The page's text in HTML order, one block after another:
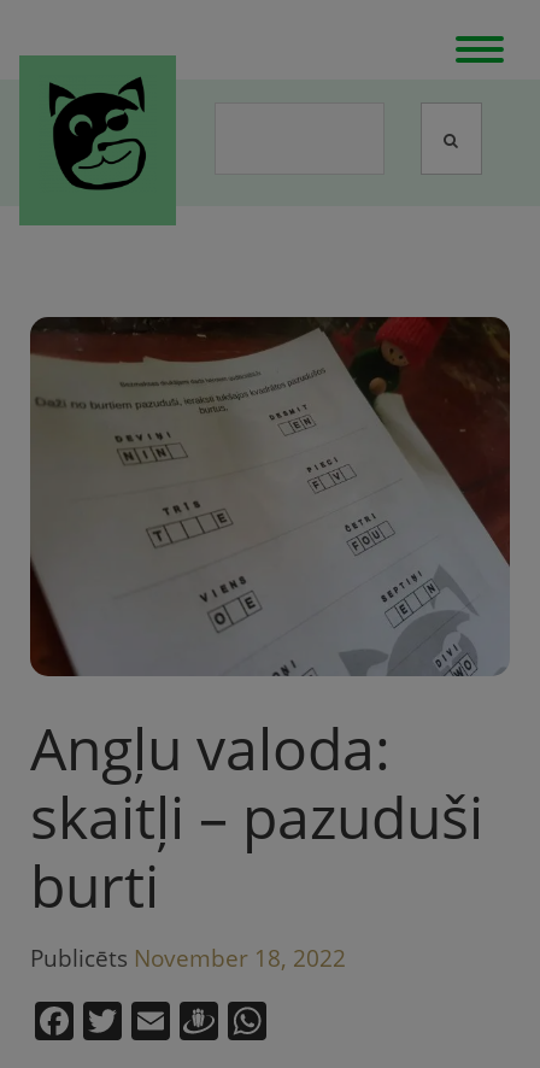
Angļu valoda:
skaitļi – pazuduši
burti
Publicēts November 18, 2022
F T E D